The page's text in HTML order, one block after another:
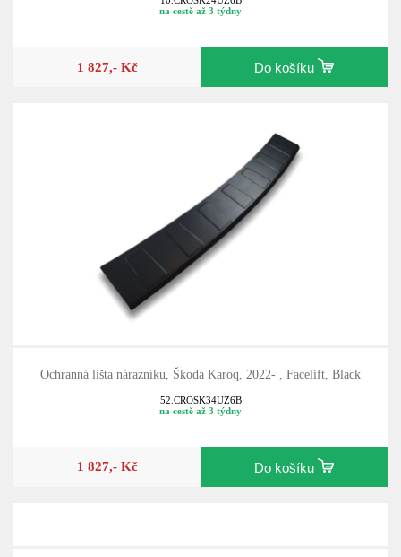
na cestě až 3 týdny
1 827,- Kč Do košíku
Ochranná lišta nárazníku, Škoda Karoq, 2022- , Facelift, Black
52.CROSK34UZ6B
na cestě až 3 týdny
1 827,- Kč Do košíku